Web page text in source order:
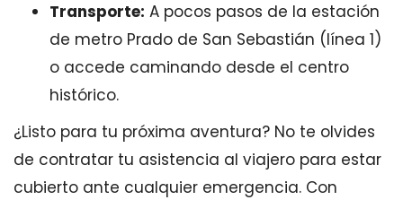
Transporte: A pocos pasos de la estación
de metro Prado de San Sebastián (línea 1)
o accede caminando desde el centro
histórico.
¿Listo para tu próxima aventura? No te olvides
de contratar tu asistencia al viajero para estar
cubierto ante cualquier emergencia. Con